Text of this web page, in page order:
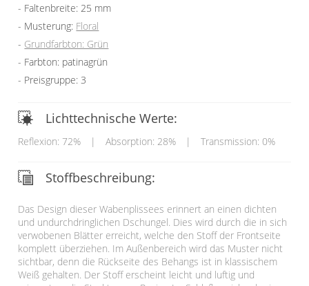
Faltenbreite: 25 mm
Musterung: Floral
Grundfarbton: Grün
Farbton: patinagrün
Preisgruppe: 3
Lichttechnische Werte:
Reflexion: 72% | Absorption: 28% | Transmission: 0%
Stoffbeschreibung:
Das Design dieser Wabenplissees erinnert an einen dichten
und undurchdringlichen Dschungel. Dies wird durch die in sich
verwobenen Blätter erreicht, welche den Stoff der Frontseite
komplett überziehen. Im Außenbereich wird das Muster nicht
sichtbar, denn die Rückseite des Behangs ist in klassischem
Weiß gehalten. Der Stoff erscheint leicht und luftig und